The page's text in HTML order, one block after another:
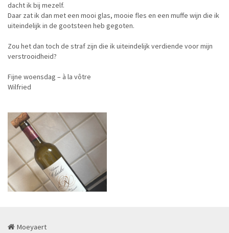
dacht ik bij mezelf.
Daar zat ik dan met een mooi glas, mooie fles en een muffe wijn die ik
uiteindelijk in de gootsteen heb gegoten.
Zou het dan toch de straf zijn die ik uiteindelijk verdiende voor mijn
verstrooidheid?
Fijne woensdag – à la vôtre
Wilfried
Moeyaert